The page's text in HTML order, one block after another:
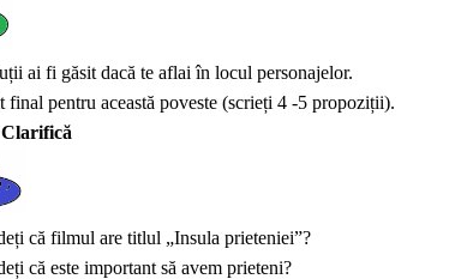
ai fi găsit dacă te aflai în locul personajelor.
final pentru această poveste (scrieți 4 -5 propoziții).
că filmul are titlul „Insula prieteniei”?
că este important să avem prieteni?